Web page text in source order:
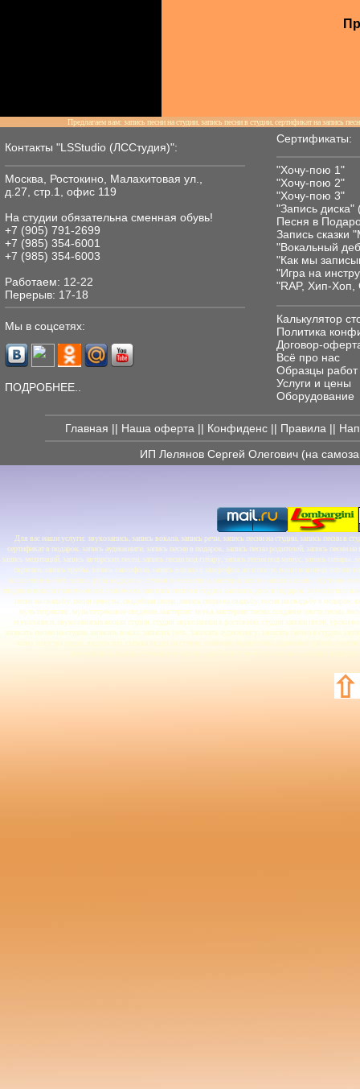
Предлагаем вам: запись песни на студии, запись песни в студии, сертификат на запись
Контакты "LSStudio (ЛССтудия)":
Москва, Ростокино, Малахитовая ул.,
д.27, стр.1, офис 119
На студии обязательнa сменная обувь!
+7 (905) 791-2699
+7 (985) 354-6001
+7 (985) 354-6003
Работаем: 12-22
Перерыв: 17-18
Мы в соцсетях:
ПОДРОБНЕЕ..
Сертификаты:
"Хочу-пою 1"
"Хочу-пою 2"
"Хочу-пою 3"
"Запись диска"
Песня в
Запись сказки
"Вокальный
"Как мы
"Игра на
"RAP, Хип-Хоп,
Калькулятор
Политика
Договор-
Всё про нас
Образцы работ
Услуги и цены
Оборудование
Главная || Наша оферта || Конфиденс || Правила ||
ИП Лелянов Сергей Олегович (на
Для вас наши услуги: звукозапись, запись вокала, запись речи, запись песни на студии, запись песни в
сертификат в подарок, запись аудиокниги, запись песни в подарок, запись песни родителей, запись
запись медитаций, запись авторских песен, запись песни под гитару, запись песни под минус, запись
скрипки, запись трубы, запись саксофона, запись вокала в микрофон, до и после, наши новинки,
наложение на бит, запись рэпа, недорогая студия звукозаписи, мастер-класс по записи вокала, обучение
сведение вокала с минусовкой, с минусом, записать песню в студии, записать диск в подарок,
песня на свадьбу, песня невесты, свадебная песня, запись песни на свадьбу, песня на свадьбу в
мультитрекинг, мультитрековое сведение, мастеринг звука, мастеринг песни, создание текста песни,
звукозаписи, звукозаписывающая студия, студия звукозаписи в ростокино, студия записи песен,
записать песню на студии, записать вокал, записать речь, записать аудиокнигу, записать песню в студии,
кино, озвучка видео, видеоклип, съёмка видео на студии, создание видеоклипа, удаленная работа,
звукозаписи, лучшая студия звукозаписи, рейтинг студий звукозаписи, песня в